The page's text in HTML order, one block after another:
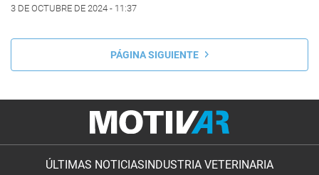
3 DE OCTUBRE DE 2024 - 11:37
PÁGINA SIGUIENTE
ÚLTIMAS NOTICIASINDUSTRIA VETERINARIA